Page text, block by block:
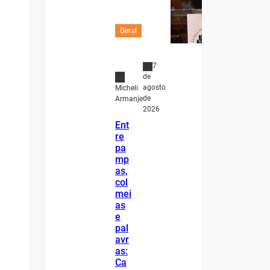
Geral
Micheli
Armanje
7
de
agosto
de
2026
Ent
re
pa
mp
as,
col
mei
as
e
pal
avr
as:
Ca